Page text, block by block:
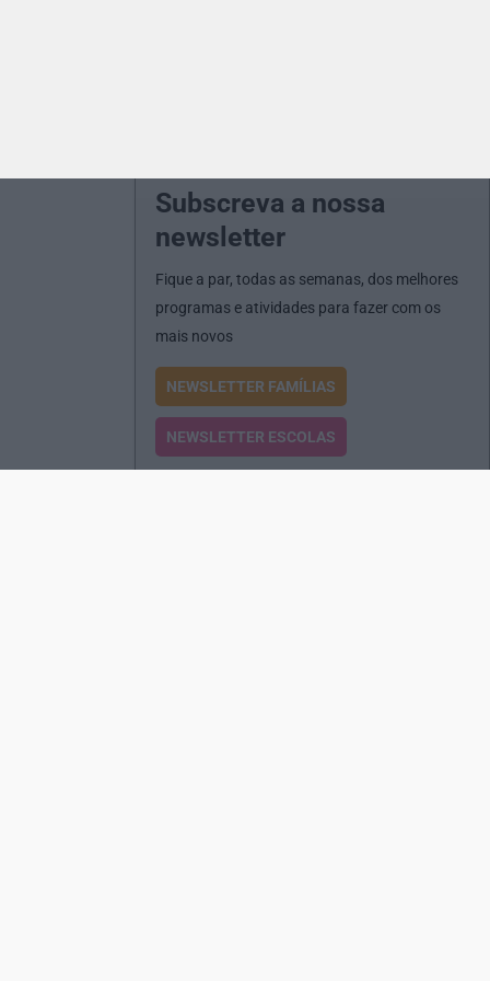
Subscreva a nossa
newsletter
Fique a par, todas as semanas, dos melhores
programas e atividades para fazer com os
mais novos
NEWSLETTER FAMÍLIAS
NEWSLETTER ESCOLAS